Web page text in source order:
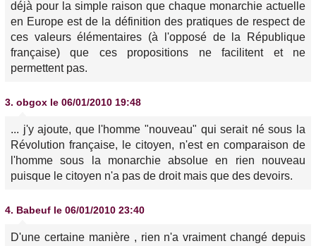
déjà pour la simple raison que chaque monarchie actuelle
en Europe est de la définition des pratiques de respect de
ces valeurs élémentaires (à l'opposé de la République
française) que ces propositions ne facilitent et ne
permettent pas.
3. obgox le 06/01/2010 19:48
... j'y ajoute, que l'homme "nouveau" qui serait né sous la
Révolution française, le citoyen, n'est en comparaison de
l'homme sous la monarchie absolue en rien nouveau
puisque le citoyen n'a pas de droit mais que des devoirs.
4. Babeuf le 06/01/2010 23:40
D'une certaine manière , rien n'a vraiment changé depuis